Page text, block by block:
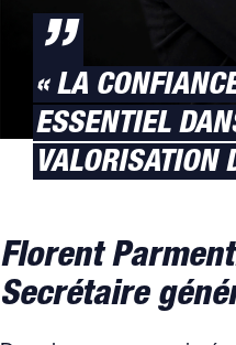
”
« LA
ESSENTIEL
VALORISATION
Florent
Secrétaire